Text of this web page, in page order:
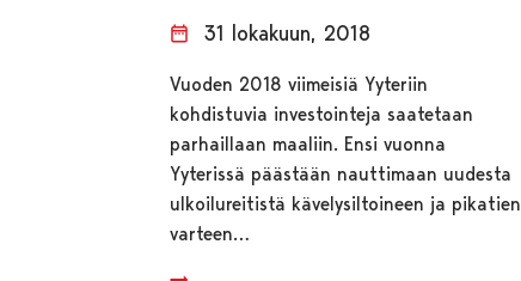
31 lokakuun, 2018
Vuoden 2018 viimeisiä Yyteriin
kohdistuvia investointeja saatetaan
parhaillaan maaliin. Ensi vuonna
Yyterissä päästään nauttimaan uudesta
ulkoilureitistä kävelysiltoineen ja pikatien
varteen…